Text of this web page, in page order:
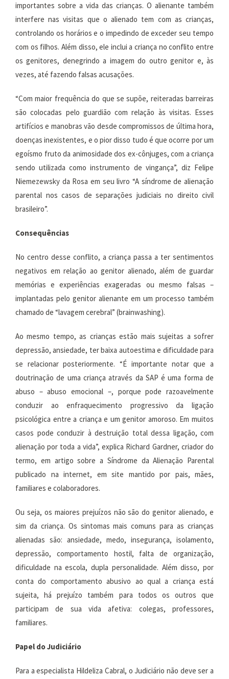
importantes sobre a vida das crianças. O alienante também
interfere nas visitas que o alienado tem com as crianças,
controlando os horários e o impedindo de exceder seu tempo
com os filhos. Além disso, ele inclui a criança no conflito entre
os genitores, denegrindo a imagem do outro genitor e, às
vezes, até fazendo falsas acusações.
“Com maior frequência do que se supõe, reiteradas barreiras
são colocadas pelo guardião com relação às visitas. Esses
artifícios e manobras vão desde compromissos de última hora,
doenças inexistentes, e o pior disso tudo é que ocorre por um
egoísmo fruto da animosidade dos ex-cônjuges, com a criança
sendo utilizada como instrumento de vingança”, diz Felipe
Niemezewsky da Rosa em seu livro “A síndrome de alienação
parental nos casos de separações judiciais no direito civil
brasileiro”.
Consequências
No centro desse conflito, a criança passa a ter sentimentos
negativos em relação ao genitor alienado, além de guardar
memórias e experiências exageradas ou mesmo falsas –
implantadas pelo genitor alienante em um processo também
chamado de “lavagem cerebral” (brainwashing).
Ao mesmo tempo, as crianças estão mais sujeitas a sofrer
depressão, ansiedade, ter baixa autoestima e dificuldade para
se relacionar posteriormente. “É importante notar que a
doutrinação de uma criança através da SAP é uma forma de
abuso – abuso emocional –, porque pode razoavelmente
conduzir ao enfraquecimento progressivo da ligação
psicológica entre a criança e um genitor amoroso. Em muitos
casos pode conduzir à destruição total dessa ligação, com
alienação por toda a vida”, explica Richard Gardner, criador do
termo, em artigo sobre a Síndrome da Alienação Parental
publicado na internet, em site mantido por pais, mães,
familiares e colaboradores.
Ou seja, os maiores prejuízos não são do genitor alienado, e
sim da criança. Os sintomas mais comuns para as crianças
alienadas são: ansiedade, medo, insegurança, isolamento,
depressão, comportamento hostil, falta de organização,
dificuldade na escola, dupla personalidade. Além disso, por
conta do comportamento abusivo ao qual a criança está
sujeita, há prejuízo também para todos os outros que
participam de sua vida afetiva: colegas, professores,
familiares.
Papel do Judiciário
Para a especialista Hildeliza Cabral, o Judiciário não deve ser a